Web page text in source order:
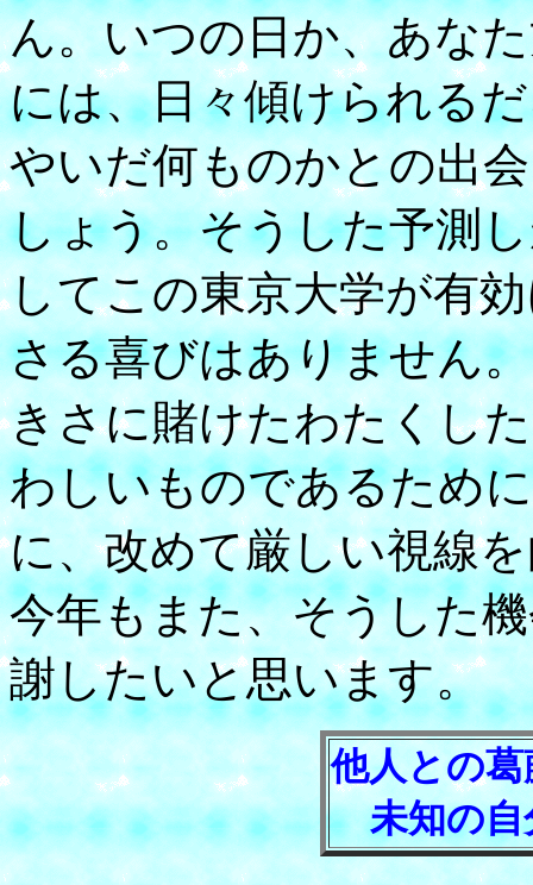
ん。いつの日か、あな
には、日々傾けられる
やいだ何ものかとの出
しょう。そうした予測
してこの東京大学が有
さる喜びはありません
きさに賭けたわたくし
わしいものであるため
に、改めて厳しい視線
今年もまた、そうした
謝したいと思います。
他人との
未知の